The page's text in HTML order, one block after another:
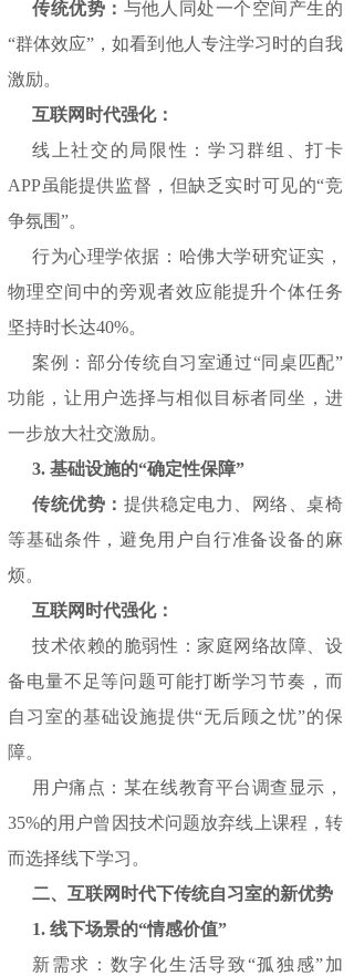
传统优势： 与他人同处一个空间产生的
“群体效应”，如看到他人专注学习时的自我
激励。
互联网时代强化：
线上社交的局限性：学习群组、打卡
APP虽能提供监督，但缺乏实时可见的“竞
争氛围”。
行为心理学依据：哈佛大学研究证实，
物理空间中的旁观者效应能提升个体任务
坚持时长达40%。
案例：部分传统自习室通过“同桌匹配”
功能，让用户选择与相似目标者同坐，进
一步放大社交激励。
3. 基础设施的“确定性保障”
传统优势： 提供稳定电力、网络、桌椅
等基础条件，避免用户自行准备设备的麻
烦。
互联网时代强化：
技术依赖的脆弱性：家庭网络故障、设
备电量不足等问题可能打断学习节奏，而
自习室的基础设施提供“无后顾之忧”的保
障。
用户痛点：某在线教育平台调查显示，
35%的用户曾因技术问题放弃线上课程，转
而选择线下学习。
二、互联网时代下传统自习室的新优势
1. 线下场景的“情感价值”
新需求：数字化生活导致“孤独感”加